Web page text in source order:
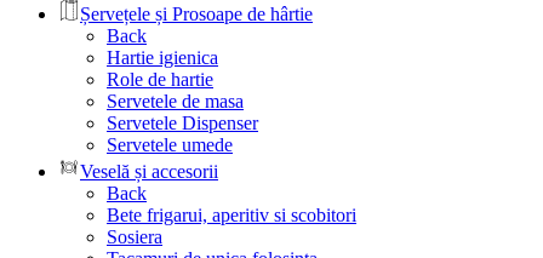
Șervețele și Prosoape de hârtie
Back
Hartie igienica
Role de hartie
Servetele de masa
Servetele Dispenser
Servetele umede
Veselă și accesorii
Back
Bete frigarui, aperitiv si scobitori
Sosiera